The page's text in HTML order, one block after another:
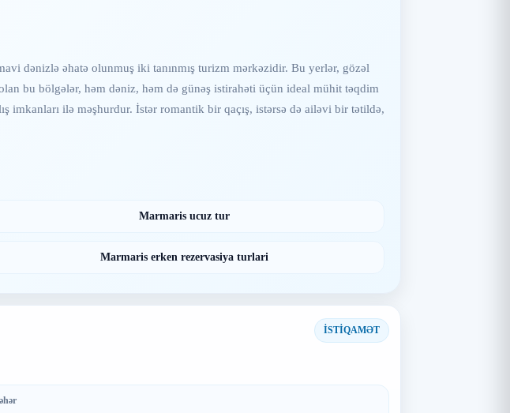
dənizlə əhatə olunmuş iki tanınmış turizm mərkəzidir. Bu yerlər, gözəl
bu bölgələr, həm dəniz, həm də günəş istirahəti üçün ideal mühit təqdim
imkanları ilə məşhurdur. İstər romantik bir qaçış, istərsə də ailəvi bir tətildə,
Marmaris ucuz tur
Marmaris erken rezervasiya turlari
İSTİQAMƏT